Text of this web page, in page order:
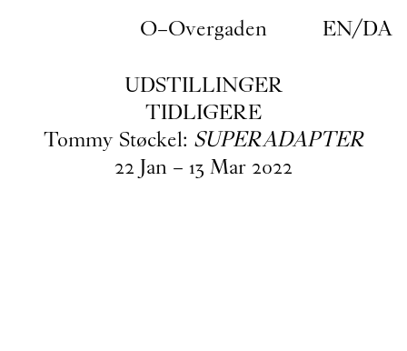
O–Overgaden EN/DA
UDSTILLINGER
TIDLIGERE
Tommy Støckel: SUPERADAPTER
22 Jan – 13 Mar2022